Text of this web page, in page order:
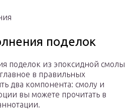
поделок
поделок из эпоксидной смолы
в правильных
два компонента: смолу и
вы можете прочитать в